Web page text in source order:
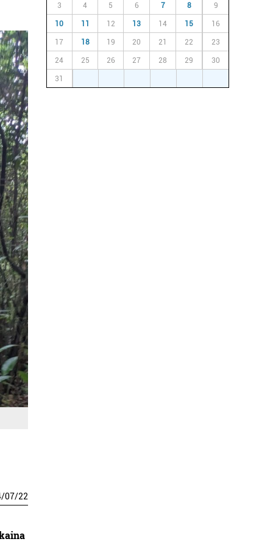
/07/22
3 4 5 6 7 8 9
10 11 12 13 14 15 16
17 18 19 20 21 22 23
24 25 26 27 28 29 30
31